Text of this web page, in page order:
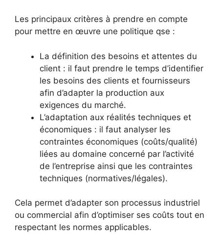
Les principaux critères à prendre en compte
pour mettre en œuvre une politique qse :
La définition des besoins et attentes du
client : il faut prendre le temps d’identifier
les besoins des clients et fournisseurs
afin d’adapter la production aux
exigences du marché.
L’adaptation aux réalités techniques et
économiques : il faut analyser les
contraintes économiques (coûts/qualité)
liées au domaine concerné par l’activité
de l’entreprise ainsi que les contraintes
techniques (normatives/légales).
Cela permet d’adapter son processus industriel
ou commercial afin d’optimiser ses coûts tout en
respectant les normes applicables.